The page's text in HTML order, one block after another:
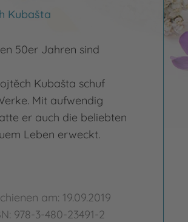
Kubašta
50er Jahren sind
Kubašta schuf
Mit aufwendig
er auch die beliebten
Leben erweckt.
am: 19.09.2019
978-3-480-23491-2